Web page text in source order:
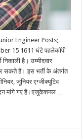
Engineer Posts;
15 1611 घंटे पहलेकॉपी
है। उम्मीदवार
हैं। इस भर्ती के अंतर्गत
जूनियर एग्जीक्यूटिव
मांगे गए हैं।एजुकेशनल …